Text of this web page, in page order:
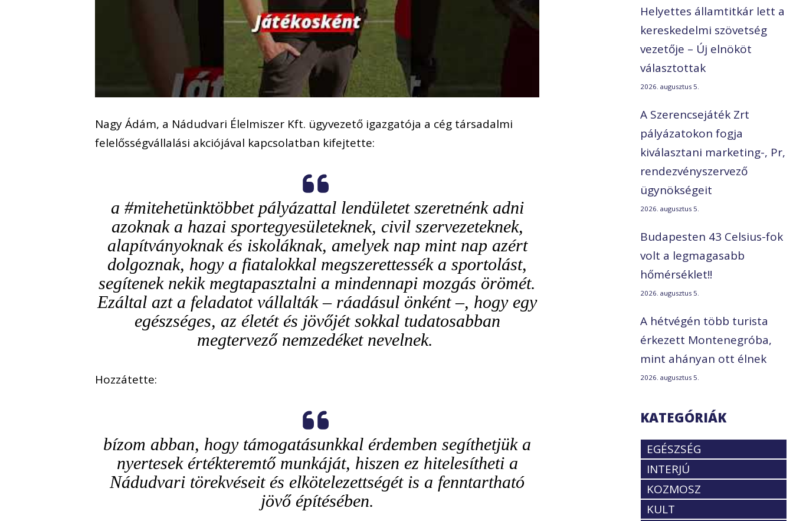
Nagy Ádám, a Nádudvari Élelmiszer Kft. ügyvezető igazgatója a cég társadalmi
felelősségvállalási akciójával kapcsolatban kifejtette:
a #mitehetünktöbbet pályázattal lendületet szeretnénk adni
azoknak a hazai sportegyesületeknek, civil szervezeteknek,
alapítványoknak és iskoláknak, amelyek nap mint nap azért
dolgoznak, hogy a fiatalokkal megszerettessék a sportolást,
segítenek nekik megtapasztalni a mindennapi mozgás örömét.
Ezáltal azt a feladatot vállalták – ráadásul önként –, hogy egy
egészséges, az életét és jövőjét sokkal tudatosabban
megtervező nemzedéket nevelnek.
Hozzátette:
bízom abban, hogy támogatásunkkal érdemben segíthetjük a
nyertesek értékteremtő munkáját, hiszen ez hitelesítheti a
Nádudvari törekvéseit és elkötelezettségét is a fenntartható
jövő építésében.
Helyettes államtitkár lett a
kereskedelmi szövetség
vezetője – Új elnököt
választottak
2026. augusztus 5.
A Szerencsejáték Zrt
pályázatokon fogja
kiválasztani marketing-, Pr,
rendezvényszervező
ügynökségeit
2026. augusztus 5.
Budapesten 43 Celsius-fok
volt a legmagasabb
hőmérséklet!!
2026. augusztus 5.
A hétvégén több turista
érkezett Montenegróba,
mint ahányan ott élnek
2026. augusztus 5.
KATEGÓRIÁK
EGÉSZSÉG
INTERJÚ
KOZMOSZ
KULT